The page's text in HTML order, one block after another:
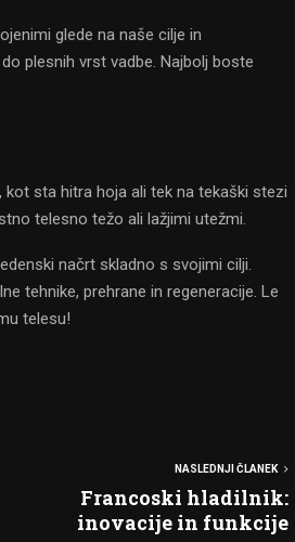
glede na naše cilje in
plesnih vrst vadbe. Najbolj boste
sta hitra hoja ali tek na tekaški stezi
telesno težo ali lažjimi utežmi.
načrt skladno s svojimi cilji.
tehnike, prehrane in regeneracije. Le
telesu!
NASLEDNJI ČLANEK
Francoski hladilnik:
inovacije in funkcije